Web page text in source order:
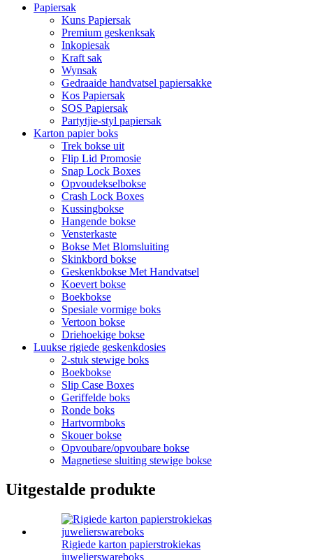
Papiersak
Kuns Papiersak
Premium geskenksak
Inkopiesak
Kraft sak
Wynsak
Gedraaide handvatsel papiersakke
Kos Papiersak
SOS Papiersak
Partytjie-styl papiersak
Karton papier boks
Trek bokse uit
Flip Lid Promosie
Snap Lock Boxes
Opvoudekselbokse
Crash Lock Boxes
Kussingbokse
Hangende bokse
Vensterkaste
Bokse Met Blomsluiting
Skinkbord bokse
Geskenkbokse Met Handvatsel
Koevert bokse
Boekbokse
Spesiale vormige boks
Vertoon bokse
Driehoekige bokse
Luukse rigiede geskenkdosies
2-stuk stewige boks
Boekbokse
Slip Case Boxes
Geriffelde boks
Ronde boks
Hartvormboks
Skouer bokse
Opvoubare/opvoubare bokse
Magnetiese sluiting stewige bokse
Uitgestalde produkte
Rigiede karton papierstrokiekas
juwelierswareboks